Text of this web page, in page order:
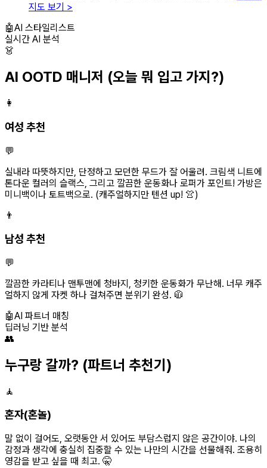
지도 보기 >
🤖AI 스타일리스트
실시간 AI 분석
👗
AI OOTD 매니저 (오늘 뭐 입고 가지?)
👩
여성 추천
💬
실내라 따뜻하지만, 단정하고 모던한 무드가 잘 어울려. 크림색 니트에
톤다운 컬러의 슬랙스, 그리고 깔끔한 운동화나 로퍼가 포인트! 가방은
미니백이나 토트백으로. (캐주얼하지만 텐션 up! 👚)
👨
남성 추천
💬
깔끔한 카라티나 맨투맨에 청바지, 청키한 운동화가 무난해. 너무 캐주
얼하지 않게 자켓 하나 걸쳐주면 분위기 완성. 🧥
🤖AI 파트너 매칭
딥러닝 기반 분석
👥
누구랑 갈까? (파트너 추천기)
🧘
혼자(혼놀)
말 없이 걸어도, 오랫동안 서 있어도 부담스럽지 않은 공간이야. 나의
감정과 생각에 충실히 집중할 수 있는 나만의 시간을 선물해줘. 조용히
영감을 받고 싶을 때 최고. 🤫